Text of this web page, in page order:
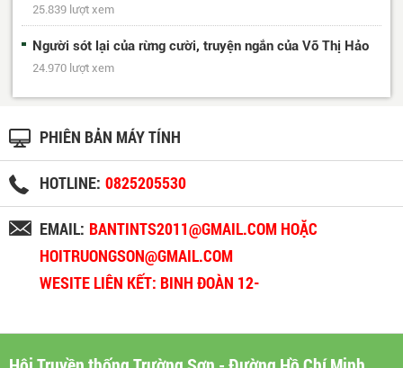
25.839 lượt xem
Người sót lại của rừng cười, truyện ngắn của Võ Thị Hảo
24.970 lượt xem
PHIÊN BẢN MÁY TÍNH
HOTLINE: 0825205530
EMAIL: BANTINTS2011@GMAIL.COM HOẶC
HOITRUONGSON@GMAIL.COM
WESITE LIÊN KẾT: BINH ĐOÀN 12-